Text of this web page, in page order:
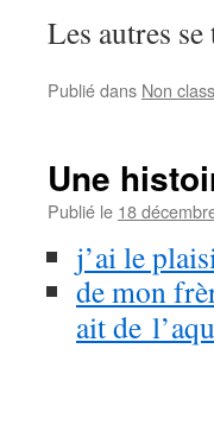
Les autres
Publié dans Non
Une
Publié le 18
j’ai le
de mon
ait de